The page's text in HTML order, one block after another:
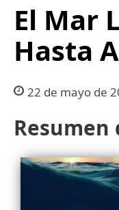
El Mar
Hasta
22 de mayo de